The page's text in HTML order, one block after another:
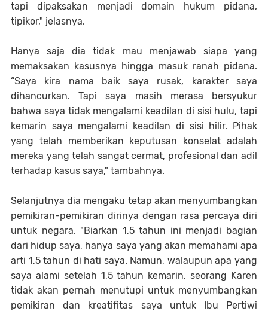
tapi dipaksakan menjadi domain hukum pidana,
tipikor," jelasnya.
Hanya saja dia tidak mau menjawab siapa yang
memaksakan kasusnya hingga masuk ranah pidana.
“Saya kira nama baik saya rusak, karakter saya
dihancurkan. Tapi saya masih merasa bersyukur
bahwa saya tidak mengalami keadilan di sisi hulu, tapi
kemarin saya mengalami keadilan di sisi hilir. Pihak
yang telah memberikan keputusan konselat adalah
mereka yang telah sangat cermat, profesional dan adil
terhadap kasus saya," tambahnya.
Selanjutnya dia mengaku tetap akan menyumbangkan
pemikiran-pemikiran dirinya dengan rasa percaya diri
untuk negara. "Biarkan 1,5 tahun ini menjadi bagian
dari hidup saya, hanya saya yang akan memahami apa
arti 1,5 tahun di hati saya. Namun, walaupun apa yang
saya alami setelah 1,5 tahun kemarin, seorang Karen
tidak akan pernah menutupi untuk menyumbangkan
pemikiran dan kreatifitas saya untuk Ibu Pertiwi